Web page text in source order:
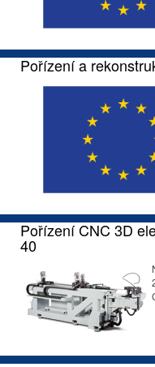
Pořízení a
Pořízení CNC 3D
40